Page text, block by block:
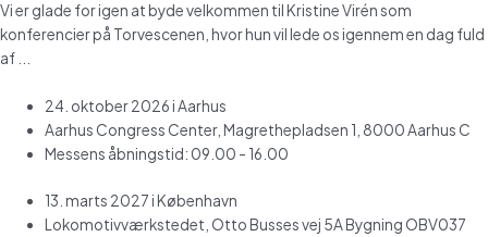
Vi er glade for igen at byde velkommen til Kristine Virén som
konferencier på Torvescenen, hvor hun vil lede os igennem en dag fuld
af ...
24. oktober 2026 i Aarhus
Aarhus Congress Center, Magrethepladsen 1, 8000 Aarhus C
Messens åbningstid: 09.00 - 16.00
13. marts 2027 i København
Lokomotivværkstedet, Otto Busses vej 5A Bygning OBV037